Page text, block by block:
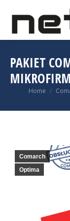
PAKIET
You are
Home
Comarch
Optima